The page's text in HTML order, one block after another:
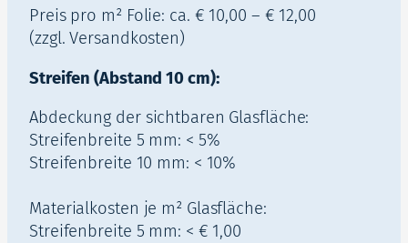
Preis pro m² Folie: ca. € 10,00 – € 12,00
(zzgl. Versandkosten)
Streifen (Abstand 10 cm):
Abdeckung der sichtbaren Glasfläche:
Streifenbreite 5 mm: < 5%
Streifenbreite 10 mm: < 10%
Materialkosten je m² Glasfläche:
Streifenbreite 5 mm: < € 1,00